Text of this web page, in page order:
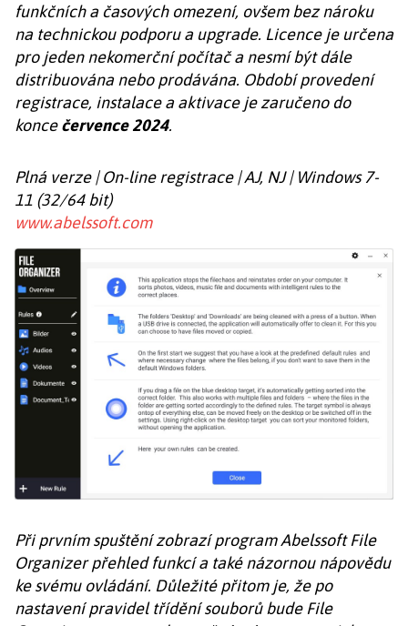
funkčních a časových omezení, ovšem bez nároku
na technickou podporu a upgrade. Licence je určena
pro jeden nekomerční počítač a nesmí být dále
distribuována nebo prodávána. Období provedení
registrace, instalace a aktivace je zaručeno do
koncečervence 2024.
Plná verze | On-line registrace | AJ, NJ | Windows 7-
11 (32/64 bit)
www.abelssoft.com
Při prvním spuštění zobrazí program Abelssoft File
Organizer přehled funkcí a také názornou nápovědu
ke svému ovládání. Důležité přitom je, že po
nastavení pravidel třídění souborů bude File